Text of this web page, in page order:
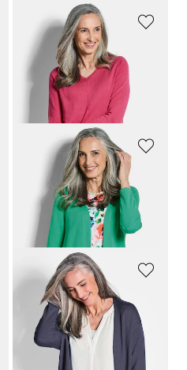
GOLDNER
69,95 €
30-Tage-Bestpreis**: 59,95 €
59,95 €
79,95 €
30-Tage-Bestpreis**: 69,95 € (-14%)
GOLDNER
Cardigan
39,95 €
69,95 €
30-Tage-Bestpreis**: 49,95 € (-20%)